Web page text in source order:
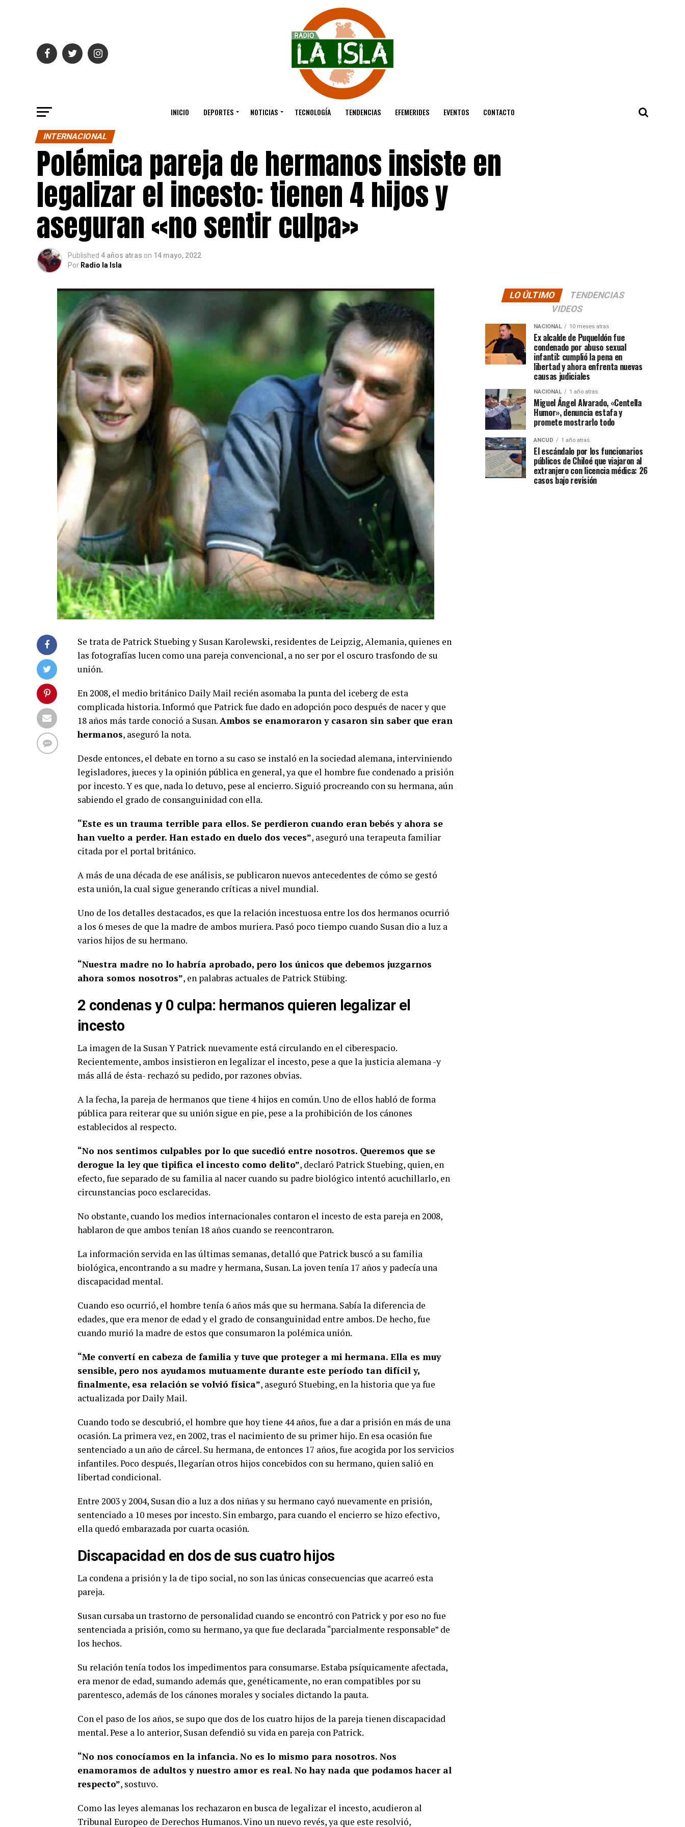
INICIO DEPORTES NOTICIAS TECNOLOGÍA TENDENCIAS EFEMERIDES EVENTOS CONTACTO
INTERNACIONAL
Polémica pareja de hermanos insiste en
legalizar el incesto: tienen 4 hijos y
aseguran «no sentir culpa»
Published 4 años atras on 14 mayo, 2022
Por Radio la Isla
Se trata de Patrick Stuebing y Susan Karolewski, residentes de Leipzig, Alemania, quienes en
las fotografías lucen como una pareja convencional, a no ser por el oscuro trasfondo de su
unión.
En 2008, el medio británico Daily Mail recién asomaba la punta del iceberg de esta
complicada historia. Informó que Patrick fue dado en adopción poco después de nacer y que
18 años más tarde conoció a Susan.Ambos se enamoraron y casaron sin saber que eran
hermanos, aseguró la nota.
Desde entonces, el debate en torno a su caso se instaló en la sociedad alemana, interviniendo
legisladores, jueces y la opinión pública en general, ya que el hombre fue condenado a prisión
por incesto. Y es que, nada lo detuvo, pese al encierro. Siguió procreando con su hermana, aún
sabiendo el grado de consanguinidad con ella.
“Este es un trauma terrible para ellos. Se perdieron cuando eran bebés y ahora se
han vuelto a perder. Han estado en duelo dos veces”, aseguró una terapeuta familiar
citada por el portal británico.
A más de una década de ese análisis, se publicaron nuevos antecedentes de cómo se gestó
esta unión, la cual sigue generando críticas a nivel mundial.
Uno de los detalles destacados, es que la relación incestuosa entre los dos hermanos ocurrió
a los 6 meses de que la madre de ambos muriera. Pasó poco tiempo cuando Susan dio a luz a
varios hijos de su hermano.
“Nuestra madre no lo habría aprobado, pero los únicos que debemos juzgarnos
ahora somos nosotros”, en palabras actuales de Patrick Stübing.
2 condenas y 0 culpa: hermanos quieren legalizar el
incesto
La imagen de la Susan Y Patrick nuevamente está circulando en el ciberespacio.
Recientemente, ambos insistieron en legalizar el incesto, pese a que la justicia alemana -y
más allá de ésta- rechazó su pedido, por razones obvias.
A la fecha, la pareja de hermanos que tiene 4 hijos en común. Uno de ellos habló de forma
pública para reiterar que su unión sigue en pie, pese a la prohibición de los cánones
establecidos al respecto.
“No nos sentimos culpables por lo que sucedió entre nosotros. Queremos que se
derogue la ley que tipifica el incesto como delito”, declaró Patrick Stuebing, quien, en
efecto, fue separado de su familia al nacer cuando su padre biológico intentó acuchillarlo, en
circunstancias poco esclarecidas.
No obstante, cuando los medios internacionales contaron el incesto de esta pareja en 2008,
hablaron de que ambos tenían 18 años cuando se reencontraron.
La información servida en las últimas semanas, detalló que Patrick buscó a su familia
biológica, encontrando a su madre y hermana, Susan. La joven tenía 17 años y padecía una
discapacidad mental.
Cuando eso ocurrió, el hombre tenía 6 años más que su hermana. Sabía la diferencia de
edades, que era menor de edad y el grado de consanguinidad entre ambos. De hecho, fue
cuando murió la madre de estos que consumaron la polémica unión.
“Me convertí en cabeza de familia y tuve que proteger a mi hermana. Ella es muy
sensible, pero nos ayudamos mutuamente durante este período tan difícil y,
finalmente, esa relación se volvió física”, aseguró Stuebing, en la historia que ya fue
actualizada por Daily Mail.
Cuando todo se descubrió, el hombre que hoy tiene 44 años, fue a dar a prisión en más de una
ocasión. La primera vez, en 2002, tras el nacimiento de su primer hijo. En esa ocasión fue
sentenciado a un año de cárcel. Su hermana, de entonces 17 años, fue acogida por los servicios
infantiles. Poco después, llegarían otros hijos concebidos con su hermano, quien salió en
libertad condicional.
Entre 2003 y 2004, Susan dio a luz a dos niñas y su hermano cayó nuevamente en prisión,
sentenciado a 10 meses por incesto. Sin embargo, para cuando el encierro se hizo efectivo,
ella quedó embarazada por cuarta ocasión.
Discapacidad en dos de sus cuatro hijos
La condena a prisión y la de tipo social, no son las únicas consecuencias que acarreó esta
pareja.
Susan cursaba un trastorno de personalidad cuando se encontró con Patrick y por eso no fue
sentenciada a prisión, como su hermano, ya que fue declarada “parcialmente responsable” de
los hechos.
Su relación tenía todos los impedimentos para consumarse. Estaba psíquicamente afectada,
era menor de edad, sumando además que, genéticamente, no eran compatibles por su
parentesco, además de los cánones morales y sociales dictando la pauta.
Con el paso de los años, se supo que dos de los cuatro hijos de la pareja tienen discapacidad
mental. Pese a lo anterior, Susan defendió su vida en pareja con Patrick.
“No nos conocíamos en la infancia. No es lo mismo para nosotros. Nos
enamoramos de adultos y nuestro amor es real. No hay nada que podamos hacer al
respecto”, sostuvo.
Como las leyes alemanas los rechazaron en busca de legalizar el incesto, acudieron al
Tribunal Europeo de Derechos Humanos. Vino un nuevo revés, ya que este resolvió,
LO ÚLTIMO
TENDENCIAS
VIDEOS
NACIONAL 10 meses atras
Ex alcalde de Puqueldón fue
condenado por abuso sexual
infantil: cumplió la pena en
libertad y ahora enfrenta nuevas
causas judiciales
NACIONAL 1 año atras
Miguel Ángel Alvarado, «Centella
Humor», denuncia estafa y
promete mostrarlo todo
ANCUD 1 año atras
El escándalo por los funcionarios
públicos de Chiloé que viajaron al
extranjero con licencia médica: 26
casos bajo revisión